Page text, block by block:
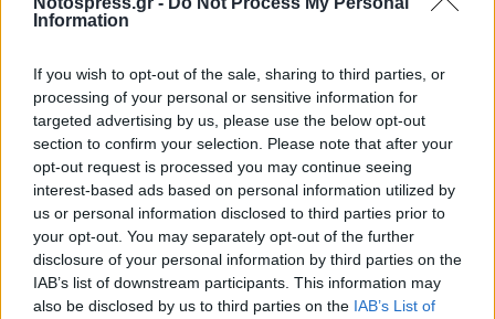
Information
If you wish to opt-out of the sale, sharing to third parties, or
processing of your personal or sensitive information for
targeted advertising by us, please use the below opt-out
section to confirm your selection. Please note that after your
opt-out request is processed you may continue seeing
interest-based ads based on personal information utilized by
us or personal information disclosed to third parties prior to
your opt-out. You may separately opt-out of the further
disclosure of your personal information by third parties on the
IAB’s list of downstream participants. This information may
also be disclosed by us to third parties on the IAB’s List of
Λακωνία: Το τελευταίο δρομολόγιο «γη -